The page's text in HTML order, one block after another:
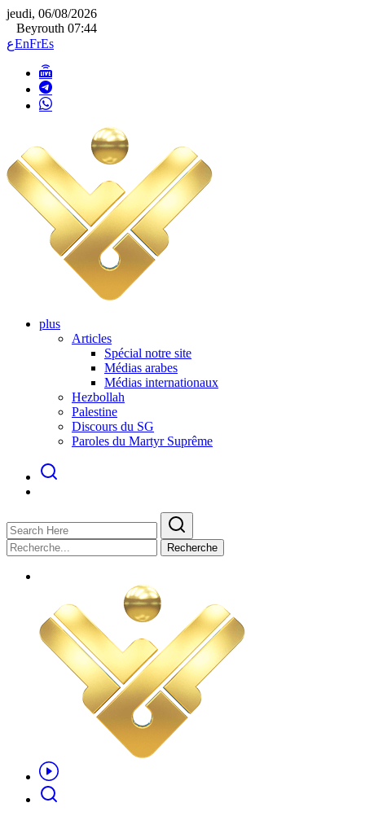
jeudi, 06/08/2026
Beyrouth 07:44
عEnFrEs
plus
Articles
Spécial notre site
Médias arabes
Médias internationaux
Hezbollah
Palestine
Discours du SG
Paroles du Martyr Suprême
Recherche